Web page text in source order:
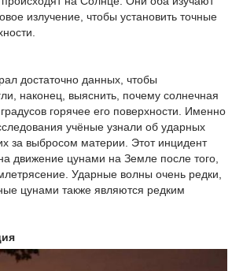
излучение, чтобы установить точные
достаточно данных, чтобы
наконец, выяснить, почему солнечная
горячее его поверхности. Именно
учёные узнали об ударных
за выбросом материи. Этот инцидент
движение цунами на Земле после того,
Ударные волны очень редки,
цунами также являются редким